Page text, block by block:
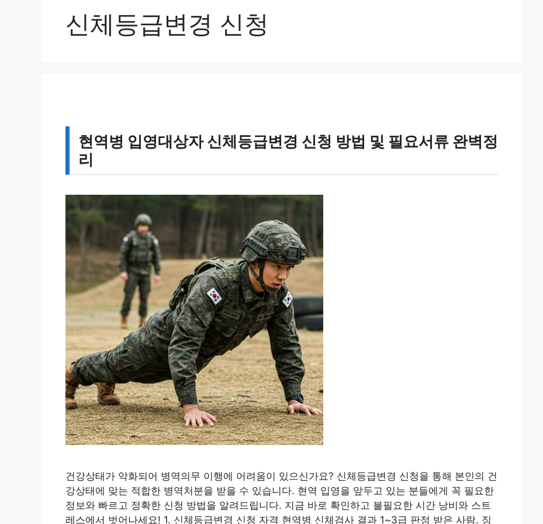
신체등급변경 신청
현역병 입영대상자 신체등급변경 신청 방법 및 필요서류 완벽정
리
건강상태가 악화되어 병역의무 이행에 어려움이 있으신가요? 신체등급변경 신청을 통해 본인의 건
강상태에 맞는 적합한 병역처분을 받을 수 있습니다. 현역 입영을 앞두고 있는 분들에게 꼭 필요한
정보와 빠르고 정확한 신청 방법을 알려드립니다. 지금 바로 확인하고 불필요한 시간 낭비와 스트
레스에서 벗어나세요! 1. 신체등급변경 신청 자격 현역병 신체검사 결과 1~3급 판정 받은 사람. 징